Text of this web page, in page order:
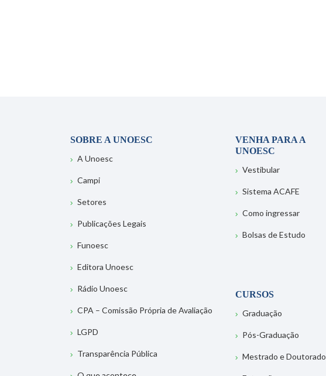
SOBRE A UNOESC
A Unoesc
Campi
Setores
Publicações Legais
Funoesc
Editora Unoesc
Rádio Unoesc
CPA – Comissão Própria de Avaliação
LGPD
Transparência Pública
VENHA PARA A
UNOESC
Vestibular
Sistema ACAFE
Como ingressar
Bolsas de Estudo
CURSOS
Graduação
Pós-Graduação
Mestrado e Doutorado